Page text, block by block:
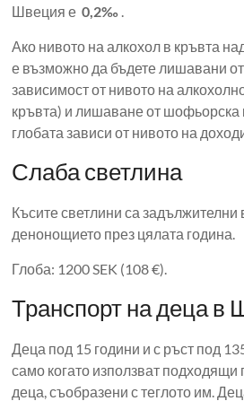
Швеция е0,2‰ .
Ако нивото на алкохол в кръвта
е възможно да бъдете лишавани
зависимост от нивото на
кръвта) и лишаване от шофьорска
глобата зависи от нивото на
Слаба светлина
Късите светлини са
денонощието през цялата година.
Глоба: 1200 SEK (108 €).
Транспорт на деца в
Деца под 15 години и с ръст под
само когато използват подходящи
деца, съобразени с теглото им.